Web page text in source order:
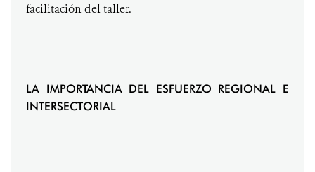
facilitación del taller.
LA IMPORTANCIA DEL ESFUERZO REGIONAL E
INTERSECTORIAL